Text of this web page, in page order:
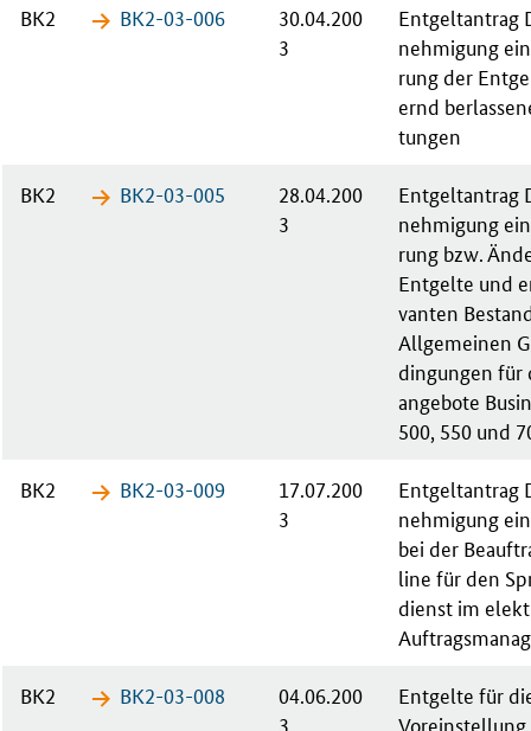
BK2 BK2-03-​006
30.04.200
3
Ent­gelt­an­trag
neh­mi­gung
rung der
ernd
tun­gen
BK2 BK2-03-​005
28.04.200
3
Ent­gelt­an­trag
neh­mi­gung
rung bzw.
Ent­gel­te und
van­ten
All­ge­mei­nen
din­gun­gen
an­ge­bo­te
500, 550 und
BK2 BK2-03-​009
17.07.200
3
Ent­gelt­an­trag
neh­mi­gung
bei der
line für den
dienst im
BK2 BK2-03-​008
04.06.200
3
Ent­gel­te für